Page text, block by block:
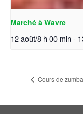
Marché à Wavre
12 août/8 h 00 min -
Cours de zumba